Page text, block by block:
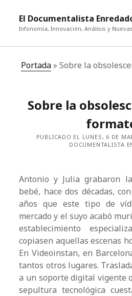
El Documentalista
Infonomía, Innovación, Análisis y
Portada» Sobre la
Sobre la
PUBLICADO EL LUNES, 6 DE
DOCUMENTALISTA
Antonio y Julia grabaron
bebé, hace dos décadas,
años que este tipo de
mercado y el suyo acabó
establecimiento
copiasen aquellas escenas
En Videoinstan, en
tantos otros lugares.
a un soporte digital vigente
sepultura tecnológica